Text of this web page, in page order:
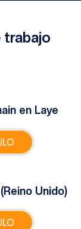
trabajo
en Laye
Unido)